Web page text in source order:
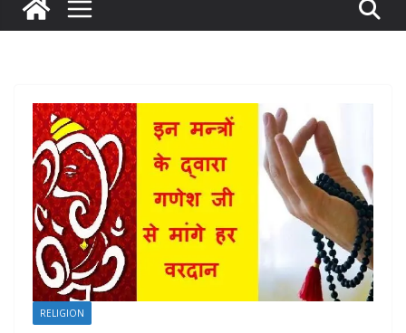
RELIGION